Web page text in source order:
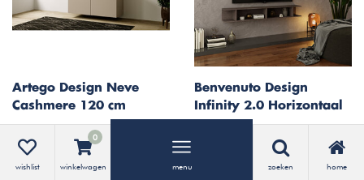
Artego Design Neve
Cashmere 120 cm
Zwevend Dressoir
Bekijken
Benvenuto Design
Infinity 2.0 Horizontaal
Wandschap Brons
Bekijken
wishlist
0
winkelwagen menu zoeken home